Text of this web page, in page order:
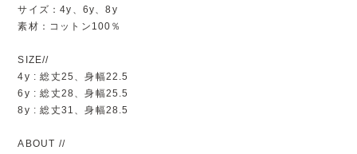
サイズ：4y、6y、8y
素材：コットン100％
SIZE//
4y : 総丈25、身幅22.5
6y : 総丈28、身幅25.5
8y : 総丈31、身幅28.5
ABOUT //